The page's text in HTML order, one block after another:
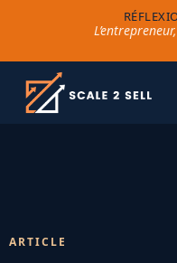
ARTICLE